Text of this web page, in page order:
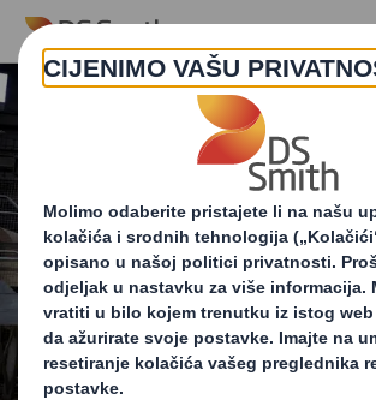
Skip to main content